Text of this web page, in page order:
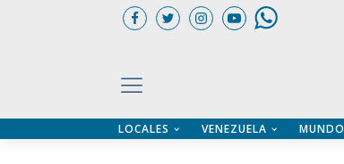
LOCALES VENEZUELA MUNDO